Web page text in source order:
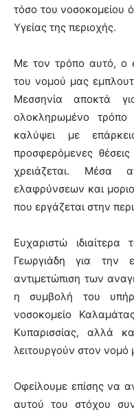
τόσο του νοσοκομείου
Υγείας της περιοχής.
Με τον τρόπο αυτό, ο
του νομού μας
Μεσσηνία αποκτά
ολοκληρωμένο
καλύψει με
προσφερόμενες
χρειάζεται. Μέσα
ελαφρύνσεων και
που εργάζεται στην
Ευχαριστώ
Γεωργιάδη για την
αντιμετώπιση των
η συμβολή του
νοσοκομείο
Κυπαρισσίας, αλλά
λειτουργούν στον νομό
Οφείλουμε επίσης να
αυτού του στόχου